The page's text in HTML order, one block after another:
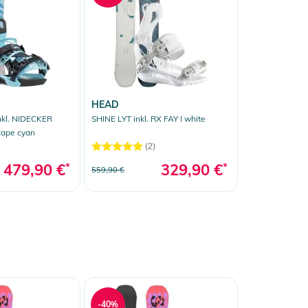
NIDECKER
cyan
479,90 €*
HEAD
SHINE LYT inkl. RX FAY I white
(2)
559,90 € 329,90 €*
-40%